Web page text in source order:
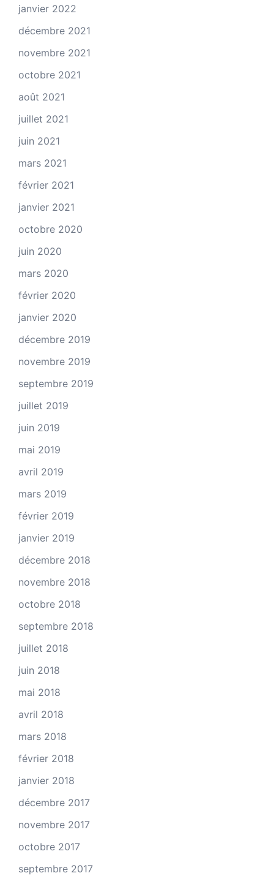
janvier 2022
décembre 2021
novembre 2021
octobre 2021
août 2021
juillet 2021
juin 2021
mars 2021
février 2021
janvier 2021
octobre 2020
juin 2020
mars 2020
février 2020
janvier 2020
décembre 2019
novembre 2019
septembre 2019
juillet 2019
juin 2019
mai 2019
avril 2019
mars 2019
février 2019
janvier 2019
décembre 2018
novembre 2018
octobre 2018
septembre 2018
juillet 2018
juin 2018
mai 2018
avril 2018
mars 2018
février 2018
janvier 2018
décembre 2017
novembre 2017
octobre 2017
septembre 2017